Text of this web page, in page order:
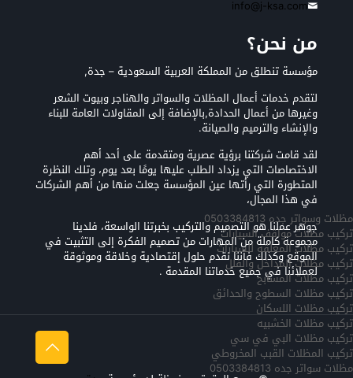
info@j-ksa.com
من نحن؟
مؤسسة تنطلق من المملكة العربية السعودية – جدة,
لتقدم خدمات أعمال المظلات والسواتر والهناجر وبيوت الشعر
وغيرها من أعمال الحدادة,بالإضافة إلى المقاولات العامة للبناء
والإنشاء والترميم والصيانة.
لقد قامت شركتنا برؤية عصرية ومتقدمة على أحد أهم
الاختصاصات التي يزداد الطلب عليها يومًا بعد يوم، وتلك النظرة
المتطورة التي رأتها عين المؤسسة جعلت منها من أهم الشركات
في هذا المجال،
جوهر عملنا هو التصميم والتركيب بخبرتنا الواسعة، فلدينا
مجموعة كاملة من المهارات من تصميم الفكرة إلى التثبيت في
الموقع وكذلك فأننا نقدم حلول إقتصادية وخلاقة وموثوقة
لعملائنا في جميع خدماتنا المقدمة .
مظلات وسواتر جده 0503384813
تركيب مظلات مواقف السيارات
تركيب مظلات المعلقه للسيارات
تركيب مظلات المداخل والفلل
تركيب مظلات المسابح
تركيب مظلات السطوح والحدائق
تركيب مظلات اللسكان
تركيب مظلات الخشبيه
تركيب مظلات البي في سي
تركيب المظلات القبب المخروطي
مظلات سواتر جده 0503384813